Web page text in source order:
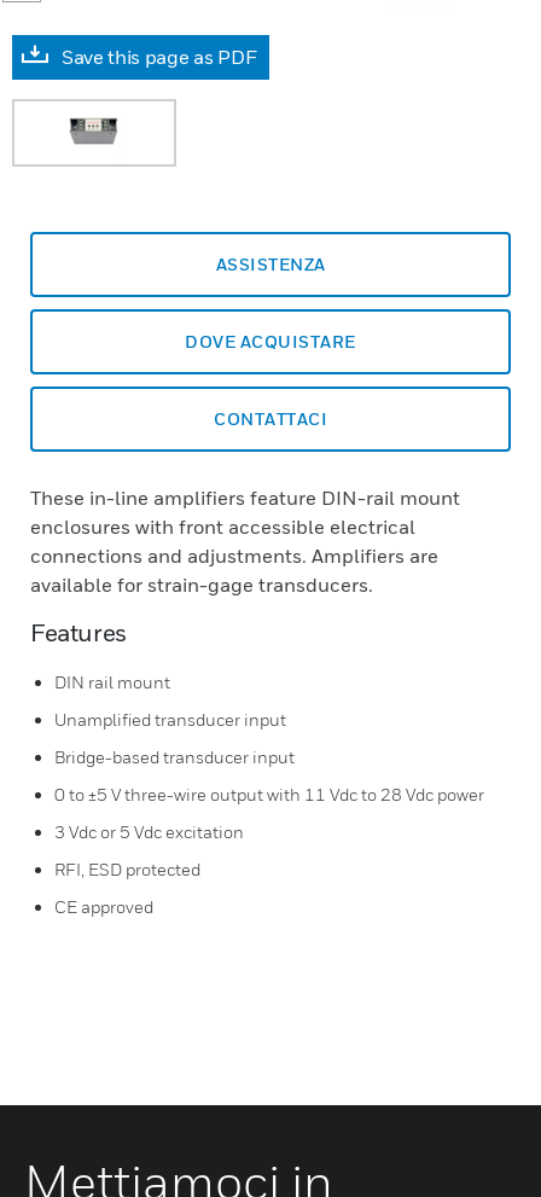
Save this page as PDF
ASSISTENZA
DOVE ACQUISTARE
CONTATTACI
These in-line amplifiers feature DIN-rail mount
enclosures with front accessible electrical
connections and adjustments. Amplifiers are
available for strain-gage transducers.
Features
DIN rail mount
Unamplified transducer input
Bridge-based transducer input
0 to ±5 V three-wire output with 11 Vdc to 28 Vdc power
3 Vdc or 5 Vdc excitation
RFI, ESD protected
CE approved
Mettiamoci in